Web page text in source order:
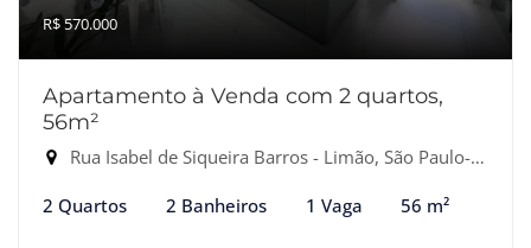
R$ 570.000
Apartamento à Venda com 2 quartos,
56m²
Rua Isabel de Siqueira Barros - Limão, São Paulo-SP
2 Quartos 2 Banheiros 1 Vaga 56 m²